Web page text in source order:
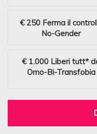
€ 250 Ferma il
No-Gender
€ 1.000 Liberi tutt*
Omo-Bi-Transfobia